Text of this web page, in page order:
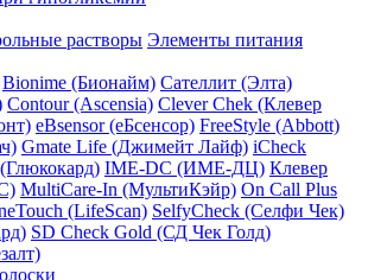
растворы Элементы питания
Bionime (Бионайм) Сателлит (Элта)
Contour (Ascensia) Clever Chek (Клевер
eBsensor (еБсенсор) FreeStyle (Abbott)
Gmate Life (Джимейт Лайф) iCheck
IME-DC (ИМЕ-ДЦ) Клевер
MultiCare-In (МультиКэйр) On Call Plus
(LifeScan) SelfyCheck (Селфи Чек)
SD Check Gold (СД Чек Голд)